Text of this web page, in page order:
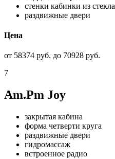
стенки кабинки из стекла
раздвижные двери
Цена
от 58374 руб. до 70928 руб.
7
Am.Pm Joy
закрытая кабина
форма четверти круга
раздвижные двери
гидромассаж
встроенное радио